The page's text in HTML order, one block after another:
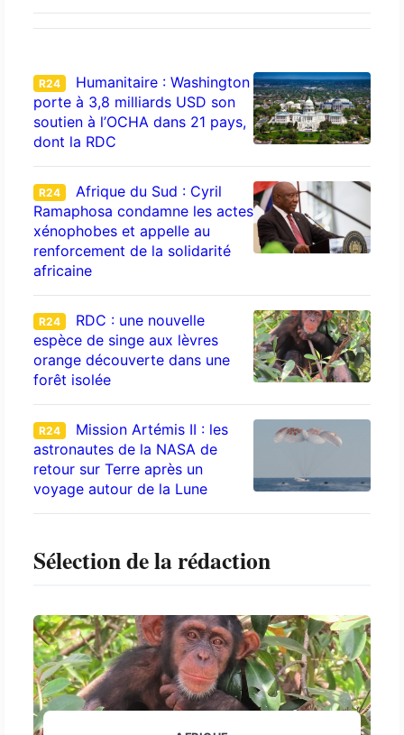
R24
Humanitaire : Washington
porte à 3,8 milliards USD son
soutien à l’OCHA dans 21 pays,
dont la RDC
R24
Afrique du Sud : Cyril
Ramaphosa condamne les actes
xénophobes et appelle au
renforcement de la solidarité
africaine
R24
RDC : une nouvelle
espèce de singe aux lèvres
orange découverte dans une
forêt isolée
R24
Mission Artémis II : les
astronautes de la NASA de
retour sur Terre après un
voyage autour de la Lune
Sélection de la rédaction